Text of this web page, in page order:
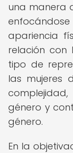
una manera
apariencia
relación con
tipo de
las mujeres
género y
género.
En la